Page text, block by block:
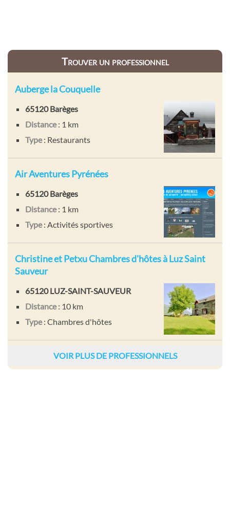
Trouver un professionnel
Auberge la Couquelle
65120 Barèges
Distance: 1 km
Type: Restaurants
Air Aventures Pyrénées
65120 Barèges
Distance: 1 km
Type: Activités sportives
Christine et Petxu Chambres d'hôtes à Luz Saint
Sauveur
65120 LUZ-SAINT-SAUVEUR
Distance: 10 km
Type: Chambres d'hôtes
VOIR PLUS DE PROFESSIONNELS